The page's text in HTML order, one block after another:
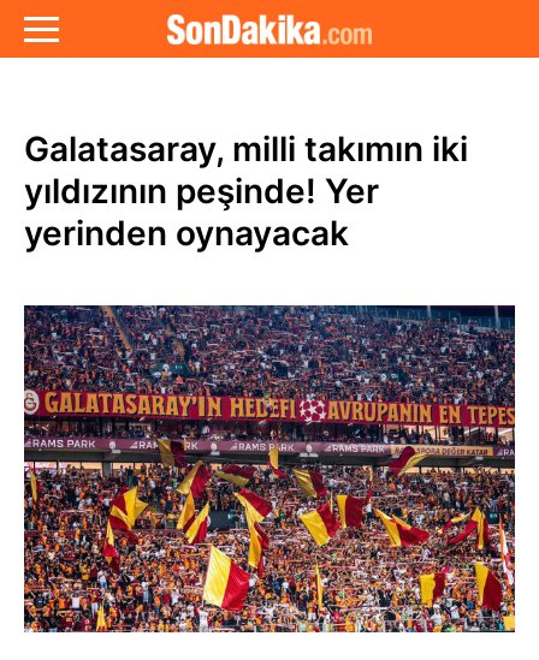
Galatasaray, milli takımın iki
yıldızının peşinde! Yer
yerinden oynayacak